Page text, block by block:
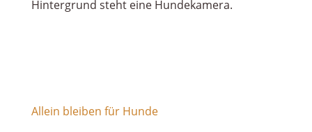
Allein bleiben für Hunde